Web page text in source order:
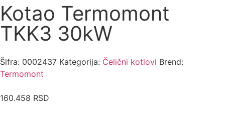
Kotao Termomont
TKK3 30kW
Šifra: 0002437 Kategorija: Čelični kotlovi Brend:
Termomont
160.458 RSD